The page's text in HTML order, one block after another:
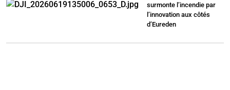
surmonte l’incendie par
l’innovation aux côtés
d’Eureden